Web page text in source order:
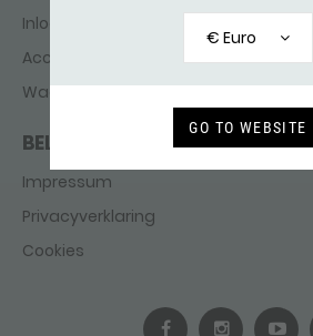
€ Euro
GO TO WEBSITE
Inloggen
Account aanmaken
Wachtwoord vergeten
BELEID
Impressum
Privacyverklaring
Cookies